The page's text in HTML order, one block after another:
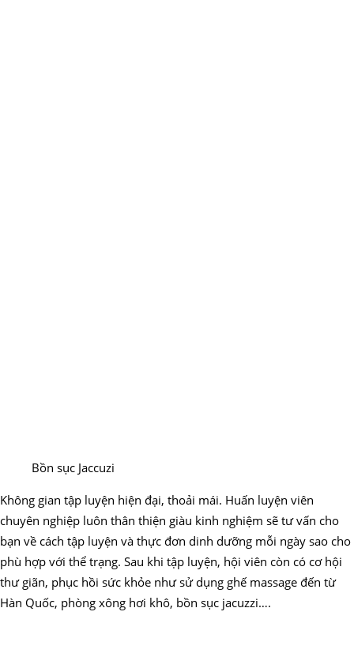
Bồn sục Jaccuzi
Không gian tập luyện hiện đại, thoải mái. Huấn luyện viên
chuyên nghiệp luôn thân thiện giàu kinh nghiệm sẽ tư vấn cho
bạn về cách tập luyện và thực đơn dinh dưỡng mỗi ngày sao cho
phù hợp với thể trạng. Sau khi tập luyện, hội viên còn có cơ hội
thư giãn, phục hồi sức khỏe như sử dụng ghế massage đến từ
Hàn Quốc, phòng xông hơi khô, bồn sục jacuzzi….